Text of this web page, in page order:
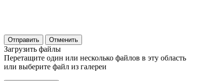
Отправить Отменить
Загрузить файлы
Перетащите один или несколько файлов в эту область
или выберите файл из галереи